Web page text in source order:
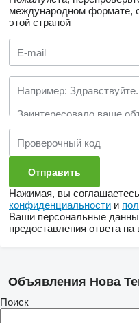
международном формате,
этой страной
Нажимая, вы
конфиденциальности и
Ваши персональные
предоставления ответа на
Объявления Нова
Поиск